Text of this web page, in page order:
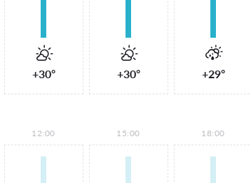
+30° +30° +29°
12:00 15:00 18:00